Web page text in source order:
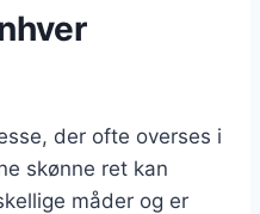
der ofte overses i
skønne ret kan
måder og er